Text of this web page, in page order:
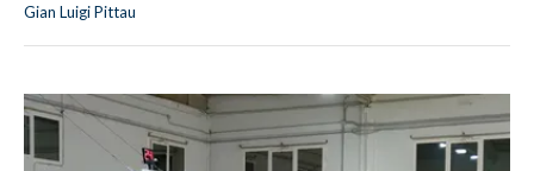
Gian Luigi Pittau